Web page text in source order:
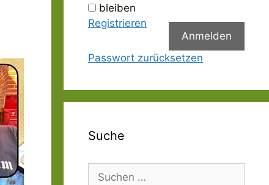
bleiben
Anmelden
Registrieren
Passwort zurücksetzen
Suche
Suchen